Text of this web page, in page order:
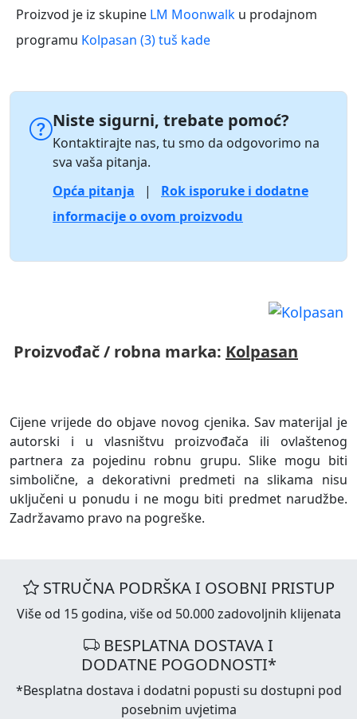
Proizvod je iz skupine LM Moonwalk u prodajnom
programu Kolpasan (3) tuš kade
Niste sigurni, trebate pomoć?
Kontaktirajte nas, tu smo da odgovorimo na
sva vaša pitanja.
Opća pitanja
|
Rok isporuke i dodatne
informacije o ovom proizvodu
Proizvođač / robna marka: Kolpasan
Cijene vrijede do objave novog cjenika. Sav materijal je
autorski i u vlasništvu proizvođača ili ovlaštenog
partnera za pojedinu robnu grupu. Slike mogu biti
simbolične, a dekorativni predmeti na slikama nisu
uključeni u ponudu i ne mogu biti predmet narudžbe.
Zadržavamo pravo na pogreške.
STRUČNA PODRŠKA I OSOBNI PRISTUP
Više od 15 godina, više od 50.000 zadovoljnih klijenata
BESPLATNA DOSTAVA I
DODATNE POGODNOSTI*
*Besplatna dostava i dodatni popusti su dostupni pod
posebnim uvjetima